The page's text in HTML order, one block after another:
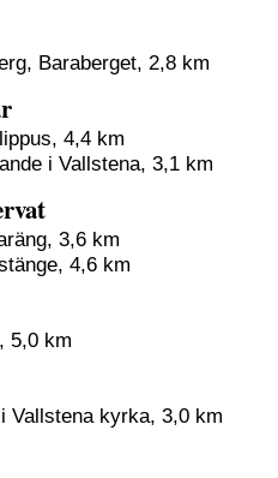
Baraberget, 2,8 km
4,4 km
i Vallstena, 3,1 km
3,6 km
4,6 km
5,0 km
Vallstena kyrka, 3,0 km